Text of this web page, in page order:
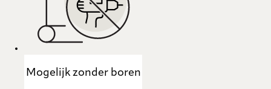
Mogelijk zonder boren